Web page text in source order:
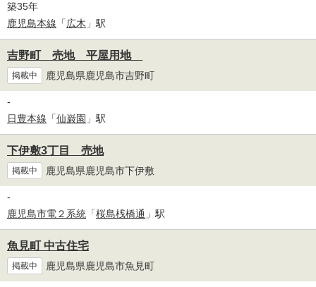
築35年
鹿児島本線 「広木 」駅
吉野町 売地 平屋用地
掲載中 鹿児島県鹿児島市吉野町
-
日豊本線 「仙巌園 」駅
下伊敷3丁目 売地
掲載中 鹿児島県鹿児島市下伊敷
-
鹿児島市電２系統 「桜島桟橋通 」駅
魚見町 中古住宅
掲載中 鹿児島県鹿児島市魚見町